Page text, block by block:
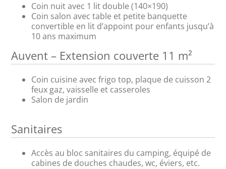
Coin nuit avec 1 lit double (140×190)
Coin salon avec table et petite banquette
convertible en lit d’appoint pour enfants jusqu’à
10 ans maximum
Auvent – Extension couverte 11 m²
Coin cuisine avec frigo top, plaque de cuisson 2
feux gaz, vaisselle et casseroles
Salon de jardin
Sanitaires
Accès au bloc sanitaires du camping, équipé de
cabines de douches chaudes, wc, éviers, etc.